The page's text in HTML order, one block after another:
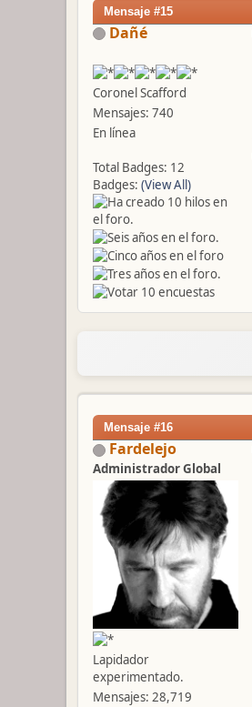
Mensaje #15
Dañé
Coronel Scafford
Mensajes: 740
En línea
Total Badges: 12
Badges: (View All)
Mensaje #16
Fardelejo
Administrador Global
Lapidador
experimentado.
Mensajes: 28,719